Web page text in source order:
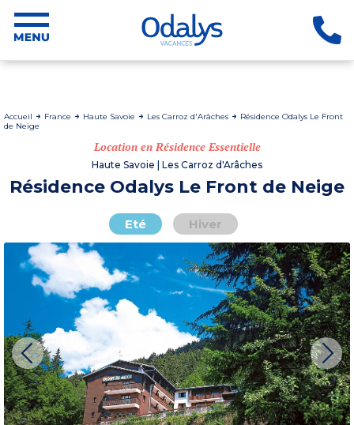
Accueil France Haute Savoie Les Carroz d'Arâches
Résidence Odalys Le Front
de Neige
Location en Résidence Essentielle
Haute Savoie | Les Carroz d'Arâches
Résidence Odalys Le Front de Neige
Eté Hiver